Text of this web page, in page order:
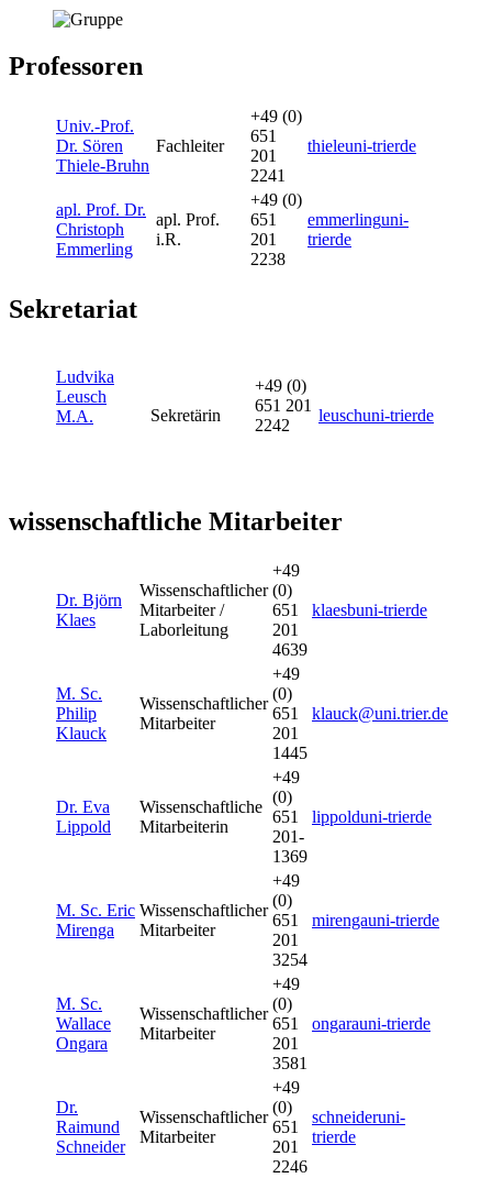
Professoren
Univ.-Prof.
Dr. Sören
Thiele-Bruhn
Fachleiter
+49 (0)
651
201
2241
thieleuni-trierde
apl. Prof. Dr.
Christoph
Emmerling
apl. Prof.
i.R.
+49 (0)
651
201
2238
emmerlinguni-
trierde
Sekretariat
Ludvika
Leusch
M.A.
Sekretärin
+49 (0)
651 201
2242
leuschuni-trierde
wissenschaftliche Mitarbeiter
Dr. Björn
Klaes
Wissenschaftlicher
Mitarbeiter /
Laborleitung
+49
(0)
651
201
4639
klaesbuni-trierde
M. Sc.
Philip
Klauck
Wissenschaftlicher
Mitarbeiter
+49
(0)
651
201
1445
klauck@uni.trier.de
Dr. Eva
Lippold
Wissenschaftliche
Mitarbeiterin
+49
(0)
651
201-
1369
lippolduni-trierde
M. Sc. Eric
Mirenga
Wissenschaftlicher
Mitarbeiter
+49
(0)
651
201
3254
mirengauni-trierde
M. Sc.
Wallace
Ongara
Wissenschaftlicher
Mitarbeiter
+49
(0)
651
201
3581
ongarauni-trierde
Dr.
Raimund
Schneider
Wissenschaftlicher
Mitarbeiter
+49
(0)
651
201
2246
schneideruni-
trierde